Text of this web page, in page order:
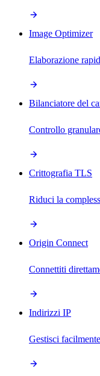
Image Optimizer
Elaborazione
Bilanciatore del
Controllo
Crittografia TLS
Riduci la
Origin Connect
Connettiti
Indirizzi IP
Gestisci